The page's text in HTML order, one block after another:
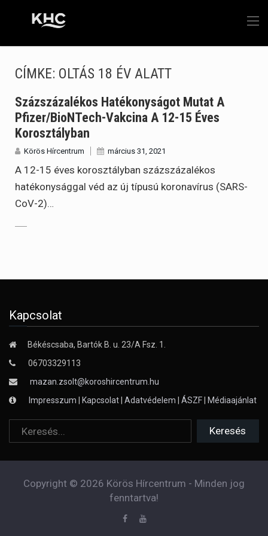
CÍMKE: OLTÁS 18 ÉV ALATT
Százszázalékos Hatékonyságot Mutat A
Pfizer/BioNTech-Vakcina A 12-15 Éves
Korosztályban
Körös Hírcentrum március 31, 2021
A 12-15 éves korosztályban százszázalékos
hatékonysággal véd az új típusú koronavírus (SARS-
CoV-2)…
Kapcsolat
Békéscsaba, Bartók B. u. 23/A Fsz. 1.
06703329113
mazan.zsolt@koroshircentrum.hu
Impresszum
Kapcsolat Adatvédelem ÁSZF Médiaajánlat
Copyright © 2026 Körös Hírcentrum - Minden jog
fenntartva!